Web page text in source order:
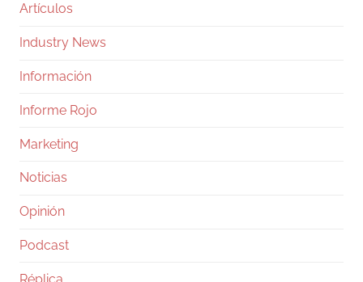
Artículos
Industry News
Información
Informe Rojo
Marketing
Noticias
Opinión
Podcast
Réplica